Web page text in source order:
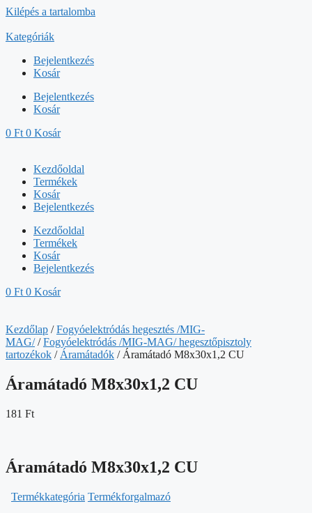
Kilépés a tartalomba
Kategóriák
Bejelentkezés
Kosár
Bejelentkezés
Kosár
0 Ft 0 Kosár
Kezdőoldal
Termékek
Kosár
Bejelentkezés
Kezdőoldal
Termékek
Kosár
Bejelentkezés
0 Ft 0 Kosár
Kezdőlap /Fogyóelektródás hegesztés /MIG-
MAG//Fogyóelektródás /MIG-MAG/ hegesztőpisztoly
tartozékok / Áramátadók / Áramátadó M8x30x1,2 CU
Áramátadó M8x30x1,2 CU
181 Ft
Áramátadó M8x30x1,2 CU
Termékkategória Termékforgalmazó